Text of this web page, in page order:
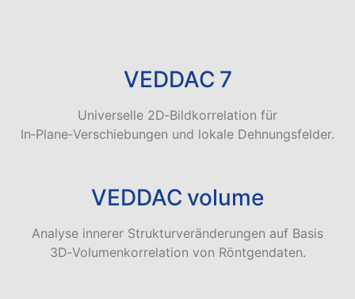
VEDDAC 7
Universelle 2D‑Bildkorrelation für
In‑Plane‑Verschiebungen und lokale Dehnungsfelder.
VEDDAC volume
Analyse innerer Strukturveränderungen auf Basis
3D‑Volumenkorrelation von Röntgendaten.